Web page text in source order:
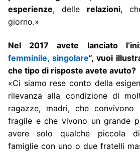
esperienze, delle relazioni,
giorno.»
Nel 2017 avete lanciato
femminile, singolare”, vuoi
che tipo di risposte avete avuto?
«Ci siamo rese conto della
rilevanza alla condizione di
ragazze, madri, che
fragile e che vivono un grande
avere solo qualche piccola
famiglie con uno o due fratelli